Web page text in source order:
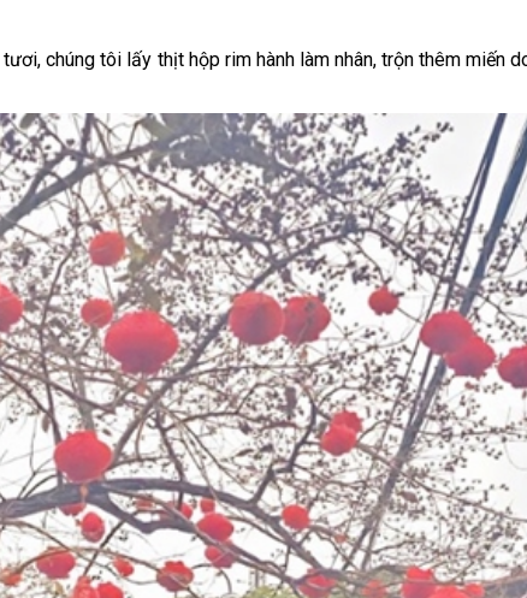
chúng tôi lấy thịt hộp rim hành làm nhân, trộn thêm miến